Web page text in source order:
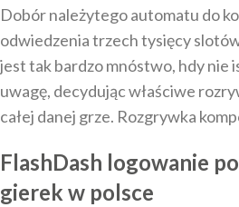
Dobór należytego automatu do
odwiedzenia trzech tysięcy
jest tak bardzo mnóstwo, hdy nie
uwagę, decydując właściwe
całej danej grze. Rozgrywka
FlashDash logowanie
gierek w polsce